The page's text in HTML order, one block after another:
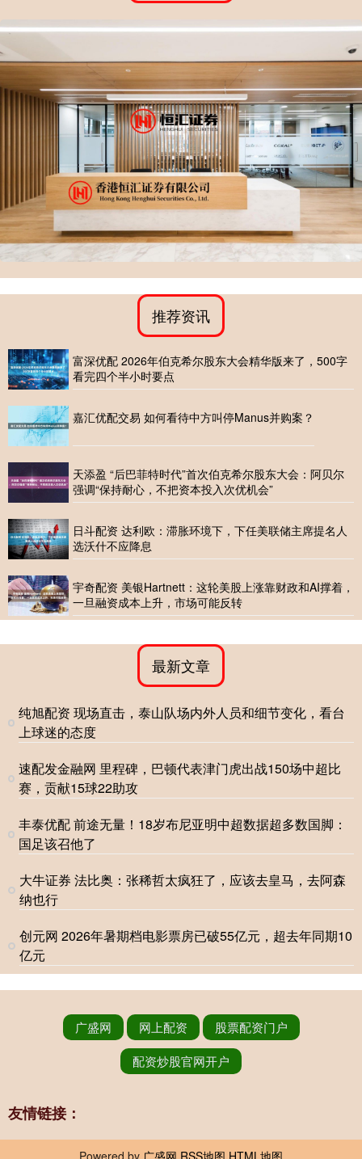
推荐资讯
富深优配 2026年伯克希尔股东大会精华版来了，500字
看完四个半小时要点
嘉汇优配交易 如何看待中方叫停Manus并购案？
天添盈 “后巴菲特时代”首次伯克希尔股东大会：阿贝尔
强调“保持耐心，不把资本投入次优机会”
日斗配资 达利欧：滞胀环境下，下任美联储主席提名人
选沃什不应降息
宇奇配资 美银Hartnett：这轮美股上涨靠财政和AI撑着，
一旦融资成本上升，市场可能反转
最新文章
纯旭配资 现场直击，泰山队场内外人员和细节变化，看台
上球迷的态度
速配发金融网 里程碑，巴顿代表津门虎出战150场中超比
赛，贡献15球22助攻
丰泰优配 前途无量！18岁布尼亚明中超数据超多数国脚：
国足该召他了
大牛证券 法比奥：张稀哲太疯狂了，应该去皇马，去阿森
纳也行
创元网 2026年暑期档电影票房已破55亿元，超去年同期10
亿元
广盛网 网上配资
股票配资门户
配资炒股官网开户
友情链接：
Powered by 广盛网 RSS地图 HTML地图